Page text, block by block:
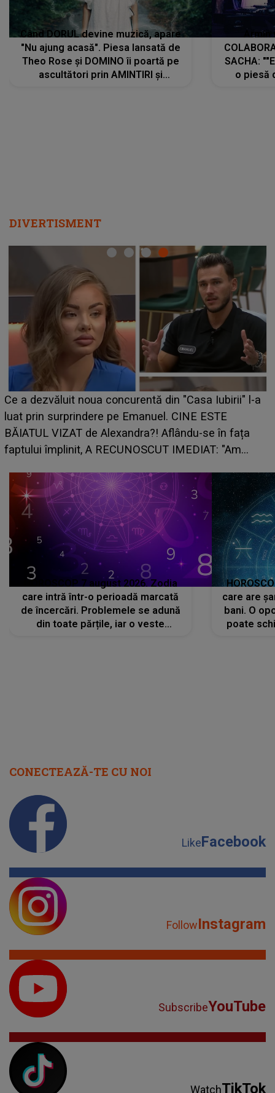
Când DORUL devine muzică, apare
"Nu ajung acasă". Piesa lansată de
Theo Rose și DOMINO îi poartă pe
ascultători prin AMINTIRI și
SACHA:
o piesă
DIVERTISMENT
l-a
HOROSCOP de weekend, 8-9 august 2026. Zodia
care riscă să rămână fără bani. O decizie luată în
grabă îi aduce pierderi semnificative și îi dă toate
planurile peste cap
HOROSCOP 7 august 2026. Zodia
care intră într-o perioadă marcată
de încercări. Problemele se adună
din toate părțile, iar o veste
care are
bani. O
poate
CONECTEAZĂ-TE CU NOI
LikeFacebook
FollowInstagram
SubscribeYouTube
WatchTikTok